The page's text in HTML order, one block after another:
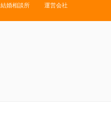
結婚相談所 運営会社